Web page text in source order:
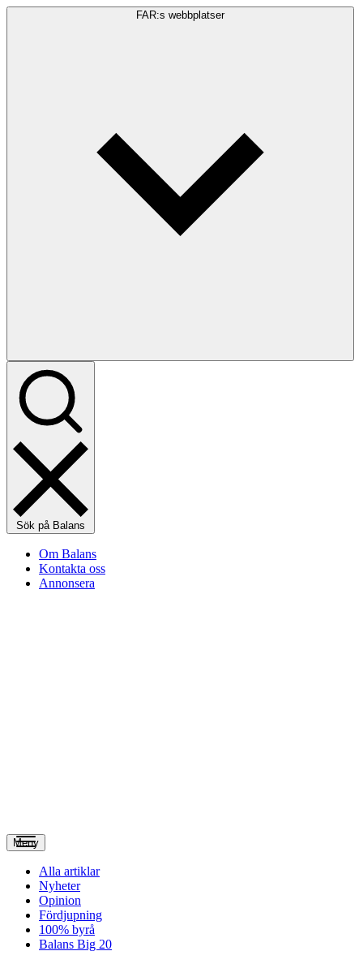
FAR:s webbplatser
Sök på Balans
Om Balans
Kontakta oss
Annonsera
Meny
Alla artiklar
Nyheter
Opinion
Fördjupning
100% byrå
Balans Big 20